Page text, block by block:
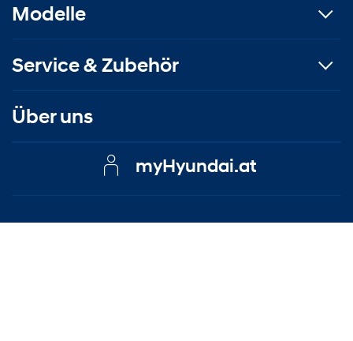
Modelle
Service & Zubehör
Über uns
myHyundai.at